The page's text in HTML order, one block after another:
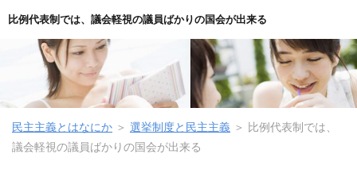
比例代表制では、議会軽視の議員ばかりの国会が出来る
民主主義とはなにか ＞ 選挙制度と民主主義 ＞ 比例代表制では、
議会軽視の議員ばかりの国会が出来る